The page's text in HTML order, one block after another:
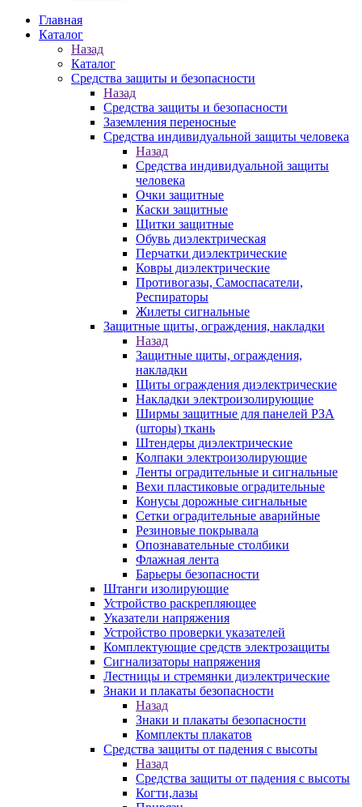
Главная
Каталог
Назад
Каталог
Средства защиты и безопасности
Назад
Средства защиты и безопасности
Заземления переносные
Средства индивидуальной защиты человека
Назад
Средства индивидуальной защиты
человека
Очки защитные
Каски защитные
Щитки защитные
Обувь диэлектрическая
Перчатки диэлектрические
Ковры диэлектрические
Противогазы, Самоспасатели,
Респираторы
Жилеты сигнальные
Защитные щиты, ограждения, накладки
Назад
Защитные щиты, ограждения,
накладки
Щиты ограждения диэлектрические
Накладки электроизолирующие
Ширмы защитные для панелей РЗА
(шторы) ткань
Штендеры диэлектрические
Колпаки электроизолирующие
Ленты оградительные и сигнальные
Вехи пластиковые оградительные
Конусы дорожные сигнальные
Сетки оградительные аварийные
Резиновые покрывала
Опознавательные столбики
Флажная лента
Барьеры безопасности
Штанги изолирующие
Устройство раскрепляющее
Указатели напряжения
Устройство проверки указателей
Комплектующие средств электрозащиты
Сигнализаторы напряжения
Лестницы и стремянки диэлектрические
Знаки и плакаты безопасности
Назад
Знаки и плакаты безопасности
Комплекты плакатов
Средства защиты от падения с высоты
Назад
Средства защиты от падения с высоты
Когти,лазы